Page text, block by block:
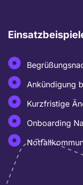
Ankündigung
Kurzfristige
Onboarding